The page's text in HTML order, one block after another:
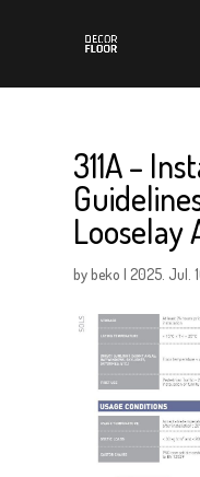
311A –
Looselay
bybeko |2025. Jul.